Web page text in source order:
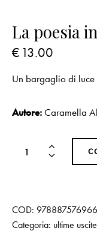
La poesia
€ 13.00
Un bargaglio di
Autore:Caramella
COD:
Categoria: ultime uscite